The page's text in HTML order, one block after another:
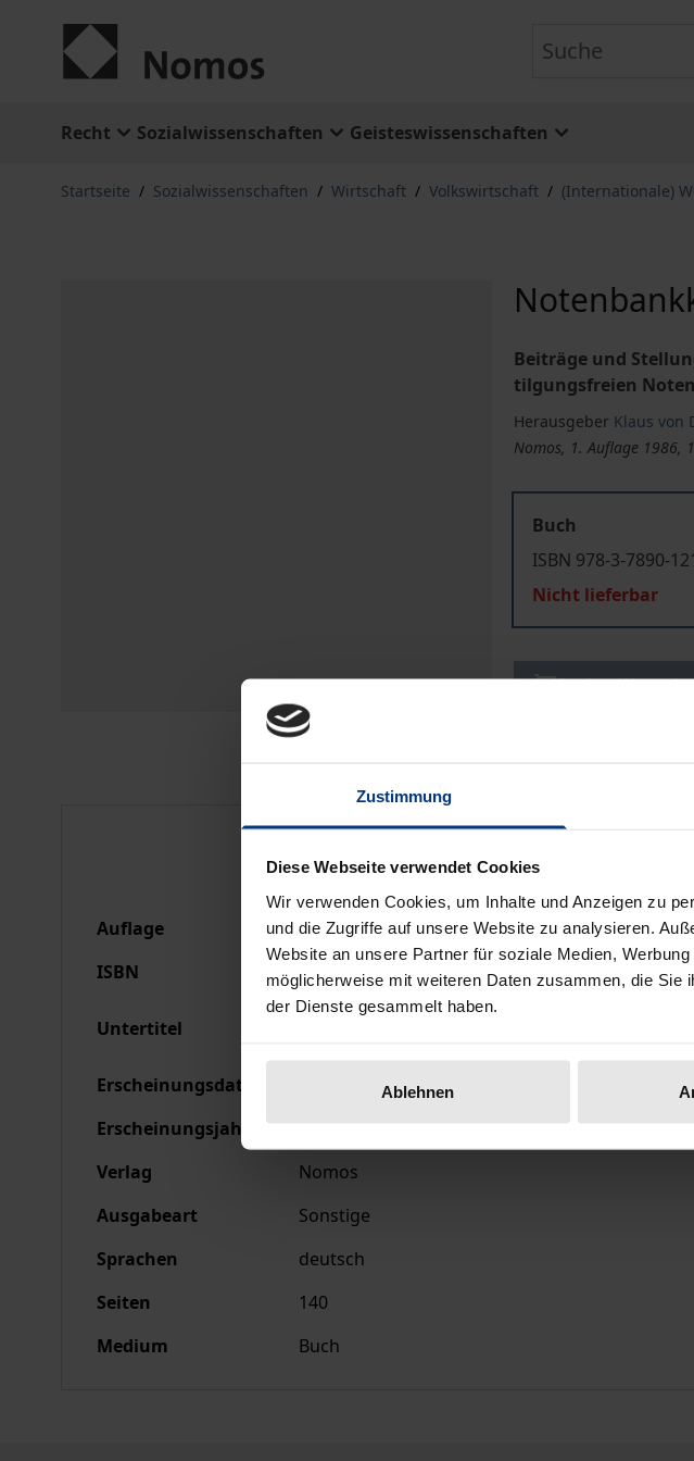
Zustimmung
Diese Webseite verwendet Cookies
Wir verwenden Cookies, um Inhalte und Anzeigen zu
und die Zugriffe auf unsere Website zu analysieren.
Website an unsere Partner für soziale Medien,
möglicherweise mit weiteren Daten zusammen, die
der Dienste gesammelt haben.
Ablehnen
Recht Sozialwissenschaften Geisteswissenschaften
Startseite / Sozialwissenschaften / Wirtschaft / Volkswirtschaft / (Internationale)
Beiträge und
tilgungsfreien
Herausgeber Klaus von
Nomos, 1. Auflage 1986,
Buch
ISBN 978-3-7890-
Nicht lieferbar
In den
Bibliografische Angaben
Auflage
1
ISBN
978-3-7890-1214-3
Untertitel
Beiträge und Stellungnahmen zu dem
Erscheinungsdatum
17.02.1986
Erscheinungsjahr
1986
Verlag
Nomos
Ausgabeart
Sonstige
Sprachen
deutsch
Seiten
140
Medium
Buch